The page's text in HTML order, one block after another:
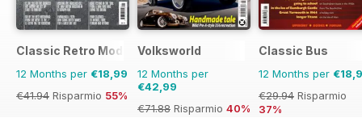
Classic Retro Modern Magazine
12 Months per €18,99
€41.94 Risparmio 55%
Volksworld
12 Months per
€42,99
€71.88 Risparmio 40%
Classic Bus
12 Months per
€29.94 Risparmio
37%